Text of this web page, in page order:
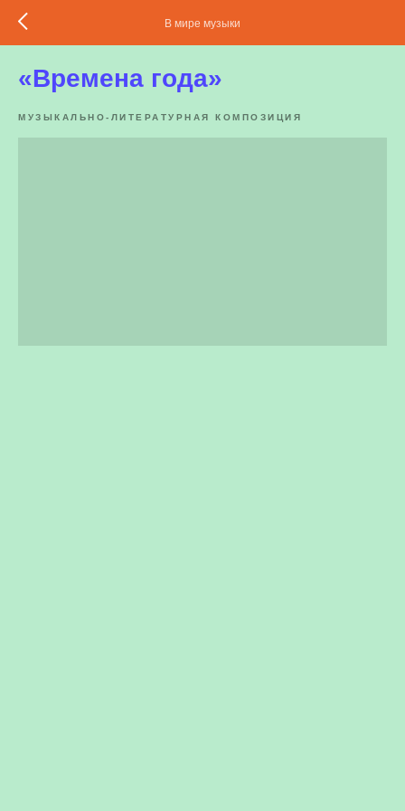
В мире музыки
«Времена года»
МУЗЫКАЛЬНО-ЛИТЕРАТУРНАЯ КОМПОЗИЦИЯ